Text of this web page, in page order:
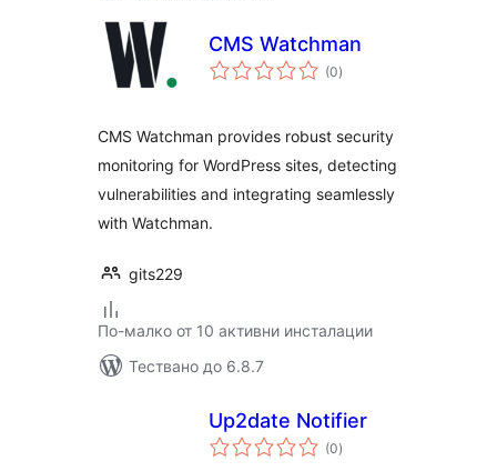
CMS Watchman
(0общо
оценки
)
CMS Watchman provides robust security
monitoring for WordPress sites, detecting
vulnerabilities and integrating seamlessly
with Watchman.
gits229
По-малко от 10 активни инсталации
Тествано до 6.8.7
Up2date Notifier
(0общо
оценки
)